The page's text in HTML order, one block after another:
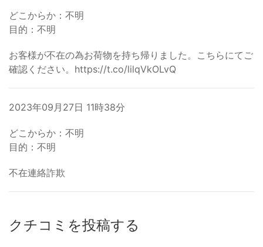
どこからか：不明
目的：不明
お客様が不在の為お荷物を持ち帰りました。こちらにてご
確認ください。https://t.co/lilqVkOLvQ
2023年09月27日 11時38分
どこからか：不明
目的：不明
不在連絡詐欺
クチコミを投稿する